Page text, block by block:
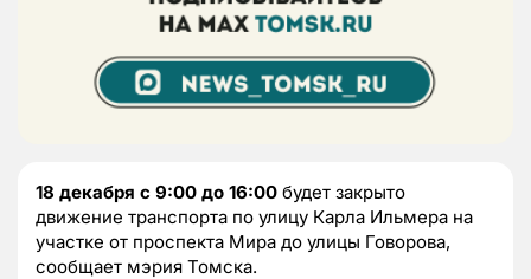
18 декабря с 9:00 до 16:00 будет закрыто
движение транспорта по улицу Карла Ильмера на
участке от проспекта Мира до улицы Говорова,
сообщает мэрия Томска.